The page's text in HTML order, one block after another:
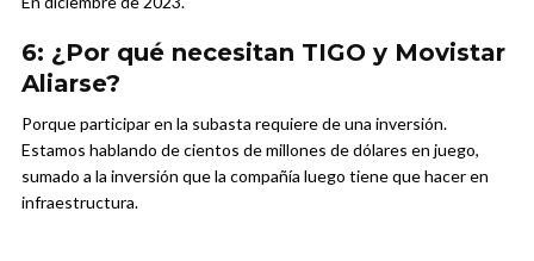
6: ¿Por qué necesitan TIGO y Movistar
Aliarse?
Porque participar en la subasta requiere de una inversión.
Estamos hablando de cientos de millones de dólares en juego,
sumado a la inversión que la compañía luego tiene que hacer en
infraestructura.